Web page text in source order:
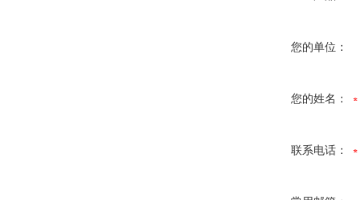
您的单位：
您的姓名：
联系电话：